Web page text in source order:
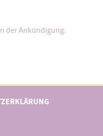
derAnkündigung.